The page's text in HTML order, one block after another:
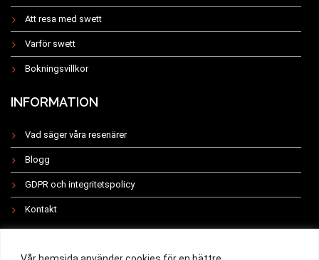
Att resa med swett
Varför swett
Bokningsvillkor
INFORMATION
Vad säger våra resenärer
Blogg
GDPR och integritetspolicy
Kontakt